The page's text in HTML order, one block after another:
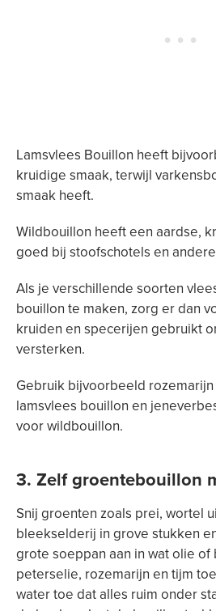
Lamsvlees Bouillon heeft
kruidige smaak, terwijl
smaak heeft.
Wildbouillon heeft een aardse,
goed bij stoofschotels en
Als je verschillende soorten
bouillon te maken, zorg er dan
kruiden en specerijen gebruikt
versterken.
Gebruik bijvoorbeeld
lamsvlees bouillon en
voor wildbouillon.
3. Zelf groentebouillon
Snij groenten zoals prei, wortel
bleekselderij in grove stukken
grote soeppan aan in wat olie of
peterselie, rozemarijn en tijm
water toe dat alles ruim onder